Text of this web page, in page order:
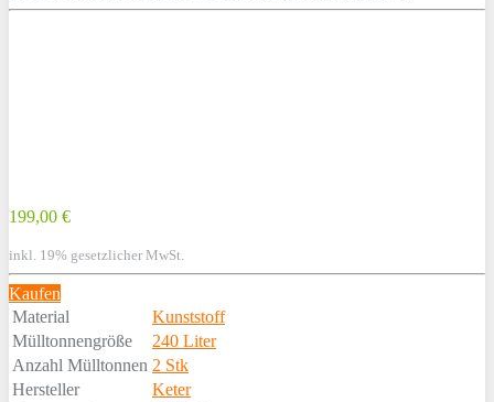
199,00 €
inkl. 19% gesetzlicher MwSt.
Kaufen
Material
Kunststoff
Mülltonnengröße
240 Liter
Anzahl Mülltonnen 2 Stk
Hersteller
Keter